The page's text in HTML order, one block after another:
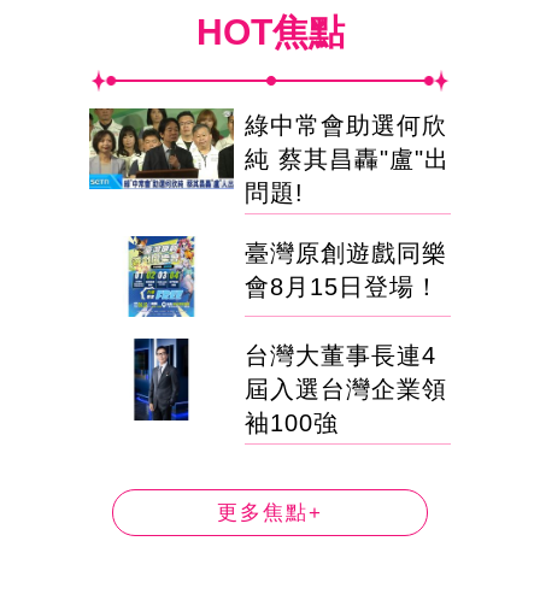
HOT焦點
綠中常會助選何欣
純 蔡其昌轟"盧"出
問題!
臺灣原創遊戲同樂
會8月15日登場！
台灣大董事長連4
屆入選台灣企業領
袖100強
更多焦點+